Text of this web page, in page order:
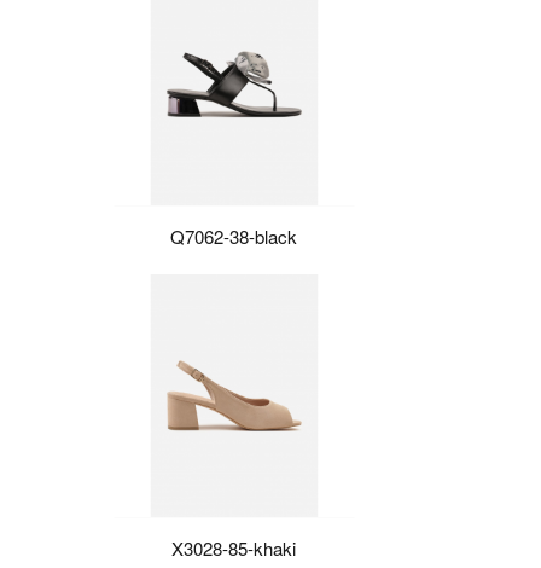
Q7062-38-black
X3028-85-khaki